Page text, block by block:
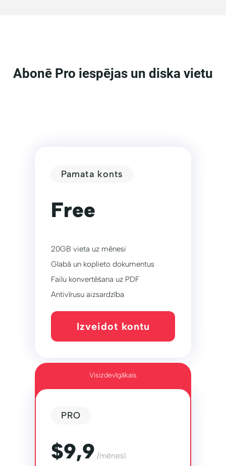
Abonē Pro iespējas un diska vietu
Pamata konts
Free
20GB vieta uz mēnesi
Glabā un koplieto dokumentus
Failu konvertēšana uz PDF
Antivīrusu aizsardzība
Izveidot kontu
Visizdevīgākais
PRO
$9,9 /mēnesī